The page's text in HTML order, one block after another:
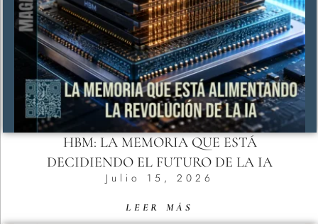
HBM: LA MEMORIA QUE ESTÁ
DECIDIENDO EL FUTURO DE LA IA
Julio 15, 2026
LEER MÁS